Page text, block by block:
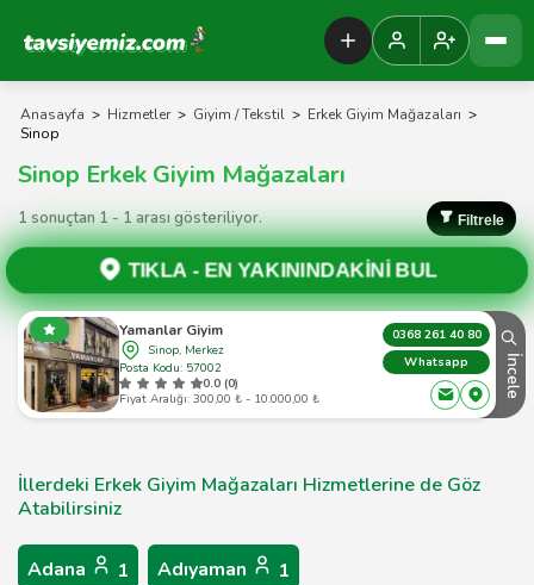
Tavsiyemiz Anasayfa
Anasayfa > Hizmetler > Giyim / Tekstil > Erkek Giyim Mağazaları >
Sinop
Sinop Erkek Giyim Mağazaları
1 sonuçtan 1 - 1 arası gösteriliyor. Filtrele
TIKLA -EN YAKININDAKİNİ BUL
Yamanlar Giyim
Sinop, Merkez
Posta Kodu: 57002
0.0 (0)
Fiyat Aralığı: 300,00 ₺ - 10.000,00 ₺
0368 261 40 80
Whatsapp
İncele
İllerdeki Erkek Giyim Mağazaları Hizmetlerine de Göz
Atabilirsiniz
Adana 1 Adıyaman 1